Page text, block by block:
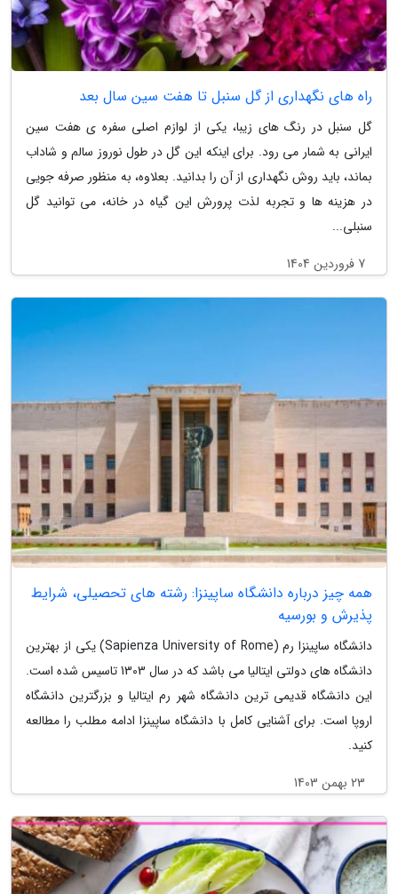
راه های نگهداری از گل سنبل تا هفت سین سال بعد
گل سنبل در رنگ های زیبا، یکی از لوازم اصلی سفره ی هفت سین
ایرانی به شمار می رود. برای اینکه این گل در طول نوروز سالم و شاداب
بماند، باید روش نگهداری از آن را بدانید. بعلاوه، به منظور صرفه جویی
در هزینه ها و تجربه لذت پرورش این گیاه در خانه، می توانید گل
سنبلی...
7 فروردین 1404
همه چیز درباره دانشگاه ساپینزا: رشته های تحصیلی، شرایط
پذیرش و بورسیه
دانشگاه ساپینزا رم (Sapienza University of Rome) یکی از بهترین
دانشگاه های دولتی ایتالیا می باشد که در سال 1303 تاسیس شده است.
این دانشگاه قدیمی ترین دانشگاه شهر رم ایتالیا و بزرگترین دانشگاه
اروپا است. برای آشنایی کامل با دانشگاه ساپینزا ادامه مطلب را مطالعه
کنید.
23 بهمن 1403